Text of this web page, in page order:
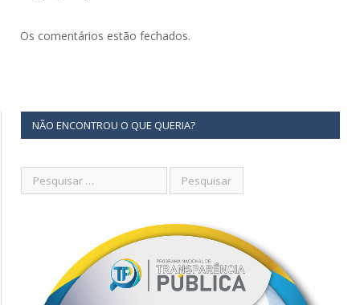
Os comentários estão fechados.
NÃO ENCONTROU O QUE QUERIA?